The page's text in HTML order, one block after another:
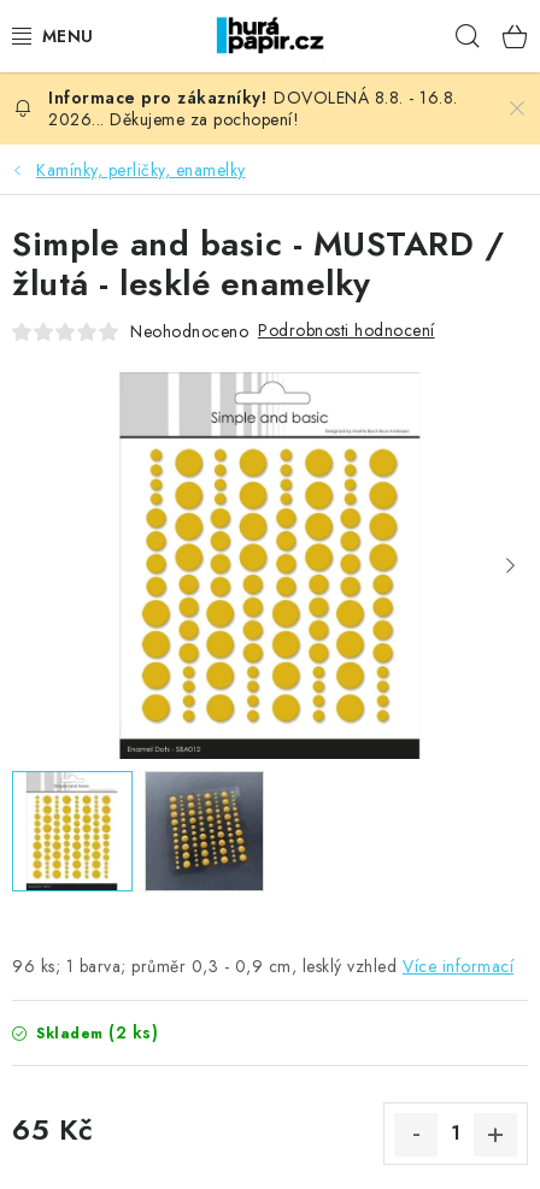
na
NOVINKY
HURÁ DÍLNA
VŠECHNO ZBOŽÍ
KNIHAŘSKÝ MATERIÁL
MOJE OBJEDNÁVKA
Kontakty Moje objednávka
Oblíbené ♥️
Hodnocení obchodu
Obchodní podmínky
Podmínky ochrany osobních údajů
Ověřování recenzí
Jak nakupovat
DOVOLENÁ 8.8. - 16.8.
2026... Děkujeme za pochopení!
Kamínky, perličky, enamelky
96 ks; 1 barva; průměr 0,3 - 0,9 cm, lesklý vzhled Více informací
Skladem (2 ks)
65 Kč
Simple and basic - MUSTARD /
žlutá - lesklé enamelky
Neohodnoceno Podrobnosti hodnocení